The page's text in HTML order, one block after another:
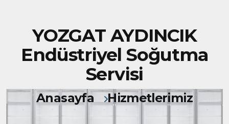
YOZGAT AYDINCIK
Endüstriyel Soğutma
Servisi
Anasayfa Hizmetlerimiz